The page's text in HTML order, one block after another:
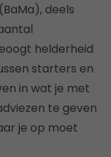
deels
helderheid
starters en
in wat je met
te geven
je op moet